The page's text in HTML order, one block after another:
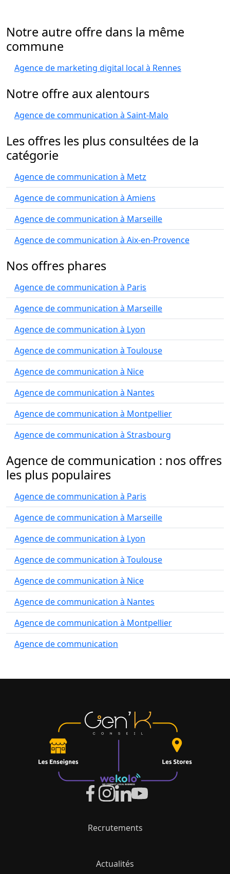
Notre autre offre dans la même
commune
Agence de marketing digital local à Rennes
Notre offre aux alentours
Agence de communication à Saint-Malo
Les offres les plus consultées de la
catégorie
Agence de communication à Metz
Agence de communication à Amiens
Agence de communication à Marseille
Agence de communication à Aix-en-Provence
Nos offres phares
Agence de communication à Paris
Agence de communication à Marseille
Agence de communication à Lyon
Agence de communication à Toulouse
Agence de communication à Nice
Agence de communication à Nantes
Agence de communication à Montpellier
Agence de communication à Strasbourg
Agence de communication : nos offres
les plus populaires
Agence de communication à Paris
Agence de communication à Marseille
Agence de communication à Lyon
Agence de communication à Toulouse
Agence de communication à Nice
Agence de communication à Nantes
Agence de communication à Montpellier
Agence de communication
Recrutements
Actualités